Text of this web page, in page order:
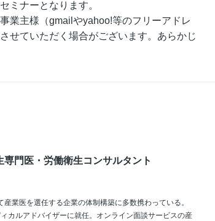
ミナーとなります。
業主様（gmailやyahoo!等のフリーアドレ
せていただく場合がございます。あらかじ
門医・労働衛生コンサルタント
業医を選任する企業の体制構築に多数携わっている。
カルアドバイザーに就任。オンライン面談サービスの産